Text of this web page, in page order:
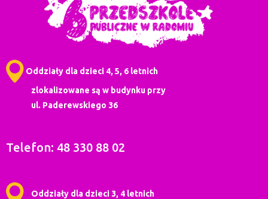
Oddziały dla dzieci 4, 5, 6 letnich
zlokalizowane są w budynku przy
ul. Paderewskiego 36
Telefon: 48 330 88 02
Oddziały dla dzieci 3, 4 letnich